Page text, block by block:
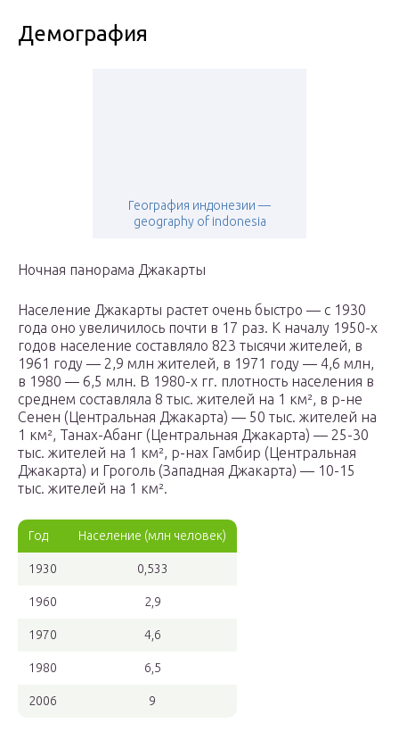
Демография
География индонезии —
geography of indonesia
Ночная панорама Джакарты
Население Джакарты растет очень быстро — с 1930
года оно увеличилось почти в 17 раз. К началу 1950-х
годов население составляло 823 тысячи жителей, в
1961 году — 2,9 млн жителей, в 1971 году — 4,6 млн,
в 1980 — 6,5 млн. В 1980-х гг. плотность населения в
среднем составляла 8 тыс. жителей на 1 км², в р-не
Сенен (Центральная Джакарта) — 50 тыс. жителей на
1 км², Танах-Абанг (Центральная Джакарта) — 25-30
тыс. жителей на 1 км², р-нах Гамбир (Центральная
Джакарта) и Гроголь (Западная Джакарта) — 10-15
тыс. жителей на 1 км².
Год Население (млн человек)
1930 0,533
1960 2,9
1970 4,6
1980 6,5
2006 9